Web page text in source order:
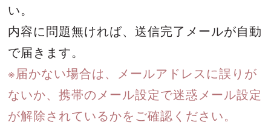
い。
内容に問題無ければ、送信完了メールが自動
で届きます。
※届かない場合は、メールアドレスに誤りが
ないか、携帯のメール設定で迷惑メール設定
が解除されているかをご確認ください。